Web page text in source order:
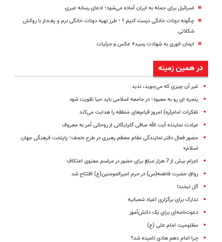
اسرائیل برای حمله به ایران آماده می‌شود؛ ادعای رسانه عبری
چگونه دونات خانگی درست کنیم ؟ ؛ طرز تهیه دونات خانگی نرم و پف‌دار با روکش
شکلاتی
ایمان انوری به شهادت رسید+ عکس و جزئیات
در همین زمینه
غیر آن چیزی که می‌جوید، ندید
پنجره ای رو به معبود؛ در جامعه اسلامی باید حیا تقویت شود
تفکرات امام(ره) امروز قیام‌های منطقه را هدایت می‌کند
عیادت نماینده آیت الله صافی گلپایگانی از روحانی آمر به معروف
حضور فعال دفتر نمایندگی مقام معظم رهبری در طرح «نجف؛ پایتخت فرهنگی جهان
اسلام»
اعزام بیش از 7 هزار مبلغ برای حضور در مراسم معنوی اعتکاف
رواق حضرت فاطمه(س) در حرم امیرالمومنین(ع) افتتاح شد
گل لبخند!
تدارک برای برگزاری اعیاد شعبانیه
دعوت‌نامه‌ای برای یک دانش‌آموز
مظلومیت امام علی (ع)
چرا امام دهم هادی نامیده شد؟